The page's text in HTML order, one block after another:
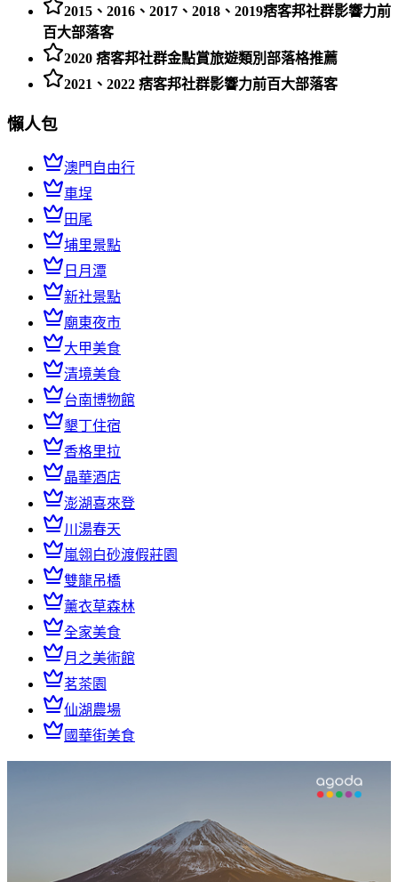
2015、2016、2017、2018、2019痞客邦社群影響力前
百大部落客
2020 痞客邦社群金點賞旅遊類別部落格推薦
2021、2022 痞客邦社群影響力前百大部落客
懶人包
澳門自由行
車埕
田尾
埔里景點
日月潭
新社景點
廟東夜市
大甲美食
清境美食
台南博物館
墾丁住宿
香格里拉
晶華酒店
澎湖喜來登
川湯春天
嵐翎白砂渡假莊園
雙龍吊橋
薰衣草森林
全家美食
月之美術館
茗茶園
仙湖農場
國華街美食